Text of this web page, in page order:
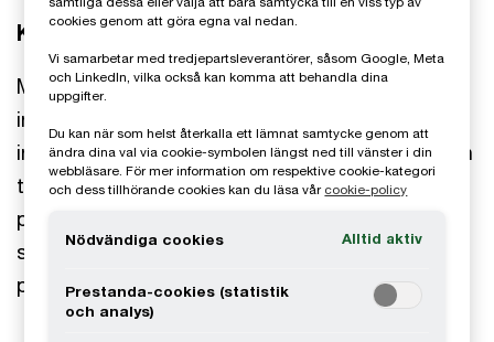
Karriärföretag 2025
Motivering: Med starkt fokus på mångfald och
inkludering skapar PwC en dynamisk och
inspirerande arbetsmiljö. Här betonas vikten av en
tillitsfull och transparent arbetsplats där olika
perspektiv värdesätts samt innovation och
samarbete uppmuntras för att lösa komplexa
problem.
cookies genom att göra egna val nedan.
Vi samarbetar med tredjepartsleverantörer, såsom Google, Meta
och LinkedIn, vilka också kan komma att behandla dina
uppgifter.
Du kan när som helst återkalla ett lämnat samtycke genom att
ändra dina val via cookie-symbolen längst ned till vänster i din
webbläsare. För mer information om respektive cookie-kategori
och dess tillhörande cookies kan du läsa vår cookie-policy
Nödvändiga cookies Alltid aktiv
Prestanda-cookies (statistik
och analys)